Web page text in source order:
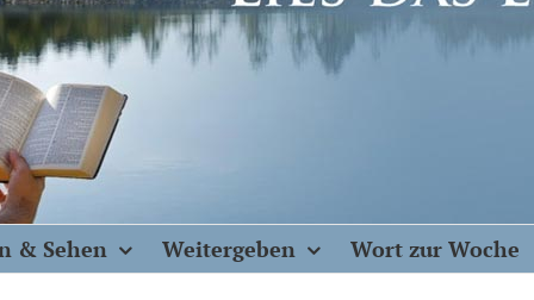
& Sehen Weitergeben Wort zur Woche